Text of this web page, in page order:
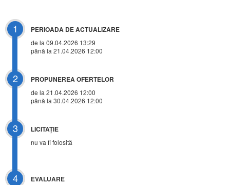
1 PERIOADA DE ACTUALIZARE
de la 09.04.2026 13:29
până la 21.04.2026 12:00
2 PROPUNEREA OFERTELOR
de la 21.04.2026 12:00
până la 30.04.2026 12:00
3 LICITAŢIE
nu va fi folosită
4 EVALUARE